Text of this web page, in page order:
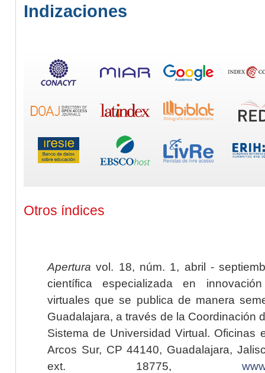
Indizaciones
Otros índices
Apertura vol. 18, núm. 1, abril -
científica especializada en
virtuales que se publica de manera
Guadalajara, a través de la Coordinación
Sistema de Universidad Virtual. Oficinas
Arcos Sur, CP 44140, Guadalajara,
ext. 18775,